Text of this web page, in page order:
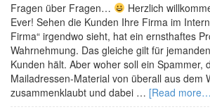
Fragen über Fragen…
Herzlich
Ever! Sehen die Kunden Ihre Firma im
Firma“ irgendwo sieht, hat ein ernsthaftes
Wahrnehmung. Das gleiche gilt für
Kunden hält. Aber woher soll ein Spammer,
Mailadressen-Material von überall aus dem
zusammenklaubt und dabei … [Read